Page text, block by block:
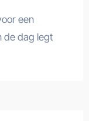
de dag legt